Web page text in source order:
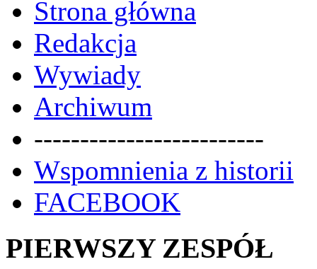
Strona główna
Redakcja
Wywiady
Archiwum
-------------------------
Wspomnienia z historii
FACEBOOK
PIERWSZY ZESPÓŁ